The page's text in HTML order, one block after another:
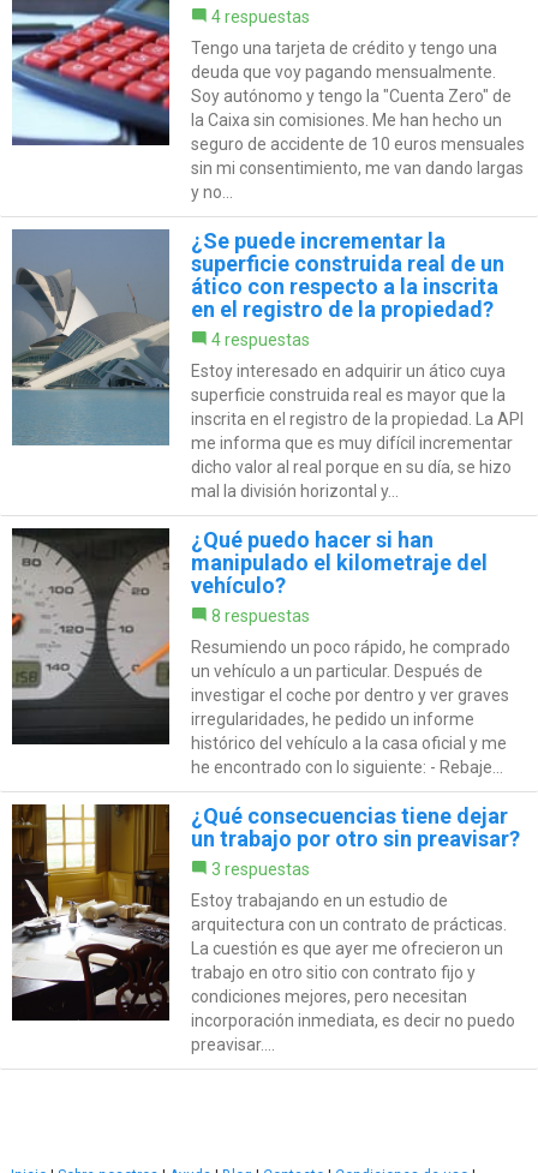
4 respuestas
Tengo una tarjeta de crédito y tengo una
deuda que voy pagando mensualmente.
Soy autónomo y tengo la "Cuenta Zero" de
la Caixa sin comisiones. Me han hecho un
seguro de accidente de 10 euros mensuales
sin mi consentimiento, me van dando largas
y no...
¿Se puede incrementar la
superficie construida real de un
ático con respecto a la inscrita
en el registro de la propiedad?
4 respuestas
Estoy interesado en adquirir un ático cuya
superficie construida real es mayor que la
inscrita en el registro de la propiedad. La API
me informa que es muy difícil incrementar
dicho valor al real porque en su día, se hizo
mal la división horizontal y...
¿Qué puedo hacer si han
manipulado el kilometraje del
vehículo?
8 respuestas
Resumiendo un poco rápido, he comprado
un vehículo a un particular. Después de
investigar el coche por dentro y ver graves
irregularidades, he pedido un informe
histórico del vehículo a la casa oficial y me
he encontrado con lo siguiente: - Rebaje...
¿Qué consecuencias tiene dejar
un trabajo por otro sin preavisar?
3 respuestas
Estoy trabajando en un estudio de
arquitectura con un contrato de prácticas.
La cuestión es que ayer me ofrecieron un
trabajo en otro sitio con contrato fijo y
condiciones mejores, pero necesitan
incorporación inmediata, es decir no puedo
preavisar....